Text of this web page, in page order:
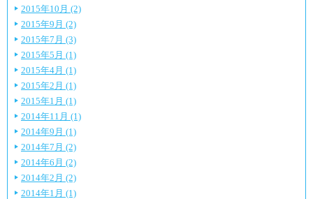
2015年10月 (2)
2015年9月 (2)
2015年7月 (3)
2015年5月 (1)
2015年4月 (1)
2015年2月 (1)
2015年1月 (1)
2014年11月 (1)
2014年9月 (1)
2014年7月 (2)
2014年6月 (2)
2014年2月 (2)
2014年1月 (1)